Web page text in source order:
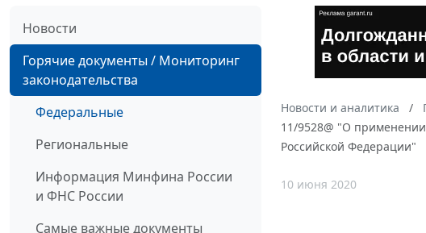
Новости
Горячие документы / Мониторинг
законодательства
Федеральные
Региональные
Информация Минфина России
и ФНС России
Самые важные документы
Новости и аналитика
11/9528@ "О
Российской Федерации"
10 июня 2020